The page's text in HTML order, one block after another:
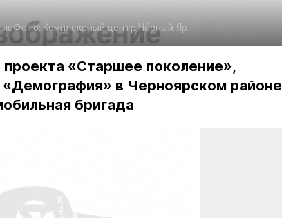
Фото: Комплексный центр Чёрный Яр
«Старшее поколение»,
«Демография» в Черноярском районе
бригада